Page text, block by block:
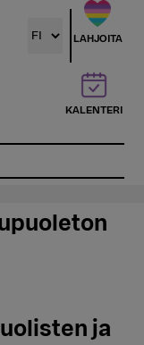
LAHJOITA
KALENTERI
ja